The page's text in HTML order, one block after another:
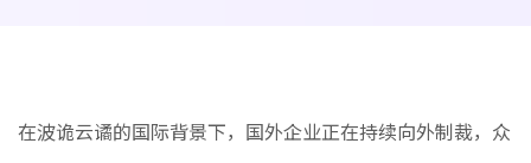
在波诡云谲的国际背景下，国外企业正在持续向外制裁，众